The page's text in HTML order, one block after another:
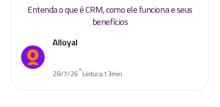
Entenda o que é CRM, como ele funciona e seus
benefícios
Alloyal
28/7/26•Leitura:13min